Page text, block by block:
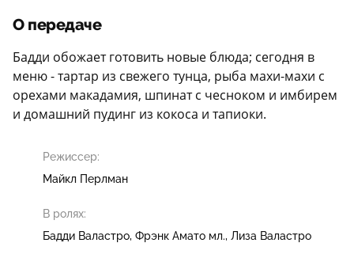
О передаче
Бадди обожает готовить новые блюда; сегодня в
меню - тартар из свежего тунца, рыба махи-махи с
орехами макадамия, шпинат с чесноком и имбирем
и домашний пудинг из кокоса и тапиоки.
Режиссер:
Майкл Перлман
В ролях:
Бадди Валастро Фрэнк Амато мл. Лиза Валастро